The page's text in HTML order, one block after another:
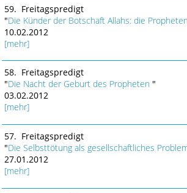
59. Freitagspredigt
"Die Künder der Botschaft Allahs: die Propheten
10.02.2012
[mehr]
58. Freitagspredigt
"Die Nacht der Geburt des Propheten "
03.02.2012
[mehr]
57. Freitagspredigt
"Die Selbsttötung als gesellschaftliches
27.01.2012
[mehr]